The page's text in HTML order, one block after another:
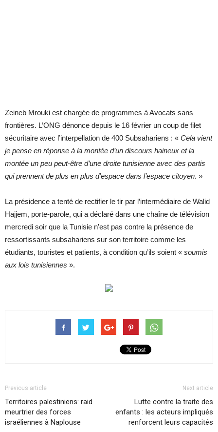
Zeineb Mrouki est chargée de programmes à Avocats sans
frontières. L’ONG dénonce depuis le 16 février un coup de filet
sécuritaire avec l’interpellation de 400 Subsahariens : « Cela vient
je pense en réponse à la montée d’un discours haineux et la
montée un peu peut-être d’une droite tunisienne avec des partis
qui prennent de plus en plus d’espace dans l’espace citoyen. »
La présidence a tenté de rectifier le tir par l’intermédiaire de Walid
Hajjem, porte-parole, qui a déclaré dans une chaîne de télévision
mercredi soir que la Tunisie n’est pas contre la présence de
ressortissants subsahariens sur son territoire comme les
étudiants, touristes et patients, à condition qu’ils soient « soumis
aux lois tunisiennes ».
Previous article
Territoires palestiniens: raid
meurtrier des forces
israéliennes à Naplouse
Next article
Lutte contre la traite des
enfants : les acteurs impliqués
renforcent leurs capacités